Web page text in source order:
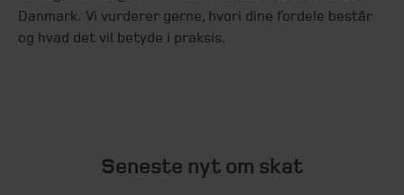
Danmark. Vi vurderer gerne, hvori dine fordele består
og hvad det vil betyde i praksis.
Seneste nyt om skat